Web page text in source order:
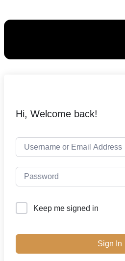
Hi, Welcome back!
Keep me signed in
Sign In